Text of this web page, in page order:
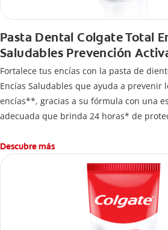
Pasta Dental Colgate Total
Saludables Prevención
Fortalece tus encías con la pasta de
Encías Saludables que ayuda a prevenir
encías**, gracias a su fórmula con una
adecuada que brinda 24 horas* de
Descubre más